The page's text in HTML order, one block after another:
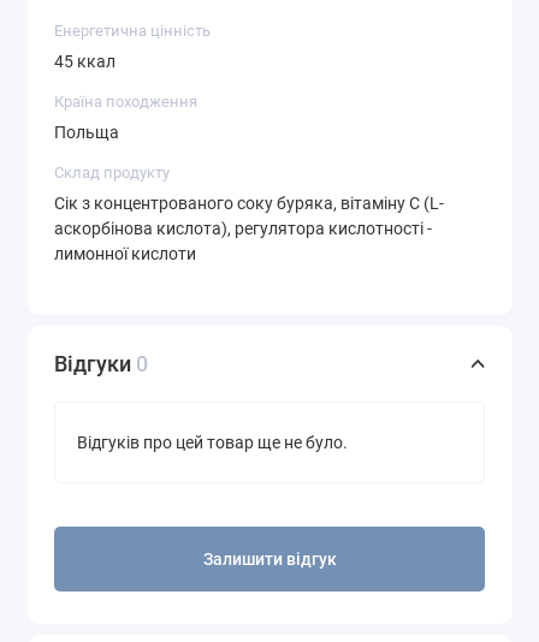
Енергетична цінність
45 ккал
Країна походження
Польща
Склад продукту
Сік з концентрованого соку буряка, вітаміну С (L-
аскорбінова кислота), регулятора кислотності -
лимонної кислоти
Відгуки 0
Відгуків про цей товар ще не було.
Залишити відгук